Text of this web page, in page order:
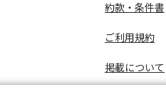
約款・条件書
ご利用規約
掲載について